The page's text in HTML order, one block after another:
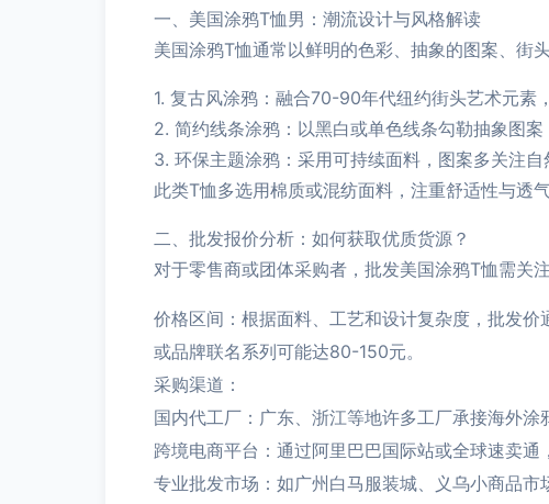
一、美国涂鸦T恤男：潮流设计与风格解读
美国涂鸦T恤通常以鲜明的色彩、抽象的图案、街
1. 复古风涂鸦：融合70-90年代纽约街头艺术元素
2. 简约线条涂鸦：以黑白或单色线条勾勒抽象图案
3. 环保主题涂鸦：采用可持续面料，图案多关注自
此类T恤多选用棉质或混纺面料，注重舒适性与透
二、批发报价分析：如何获取优质货源？
对于零售商或团体采购者，批发美国涂鸦T恤需关
价格区间：根据面料、工艺和设计复杂度，批发
或品牌联名系列可能达80-150元。
采购渠道：
国内代工厂：广东、浙江等地许多工厂承接海外涂
跨境电商平台：通过阿里巴巴国际站或全球速卖通
专业批发市场：如广州白马服装城、义乌小商品市